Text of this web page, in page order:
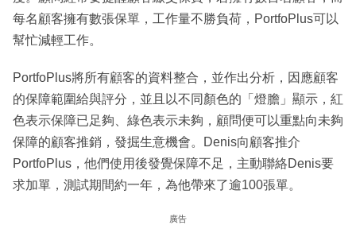
每名顧客擁有數張保單，工作量不勝負荷，PortfoPlus可以
幫忙減輕工作。
PortfoPlus將所有顧客的資料整合，並作出分析，因應顧客
的保障範圍給與評分，並且以不同顏色的「燈膽」顯示，紅
色表示保障已足夠、綠色表示未夠，顧問便可以重點向未夠
保障的顧客推銷，發掘生意機會。Denis向顧客推介
PortfoPlus，他們使用後發覺保障不足，主動聯絡Denis要
求加單，測試期間約一年，為他帶來了逾100張單。
廣告